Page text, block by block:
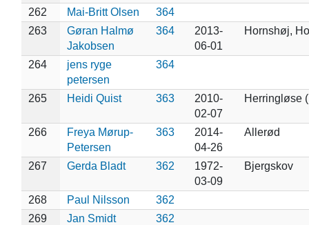
262 Mai-Britt Olsen
364
263
Gøran Halmø
Jakobsen
364
2013-
06-01
Hornshøj,
264
jens ryge
petersen
364
265 Heidi Quist 363
2010-
02-07
Herringløse
266
Freya Mørup-
Petersen
363
2014-
04-26
Allerød
267 Gerda Bladt 362
1972-
03-09
Bjergskov
268 Paul Nilsson
362
269
Jan Smidt
362